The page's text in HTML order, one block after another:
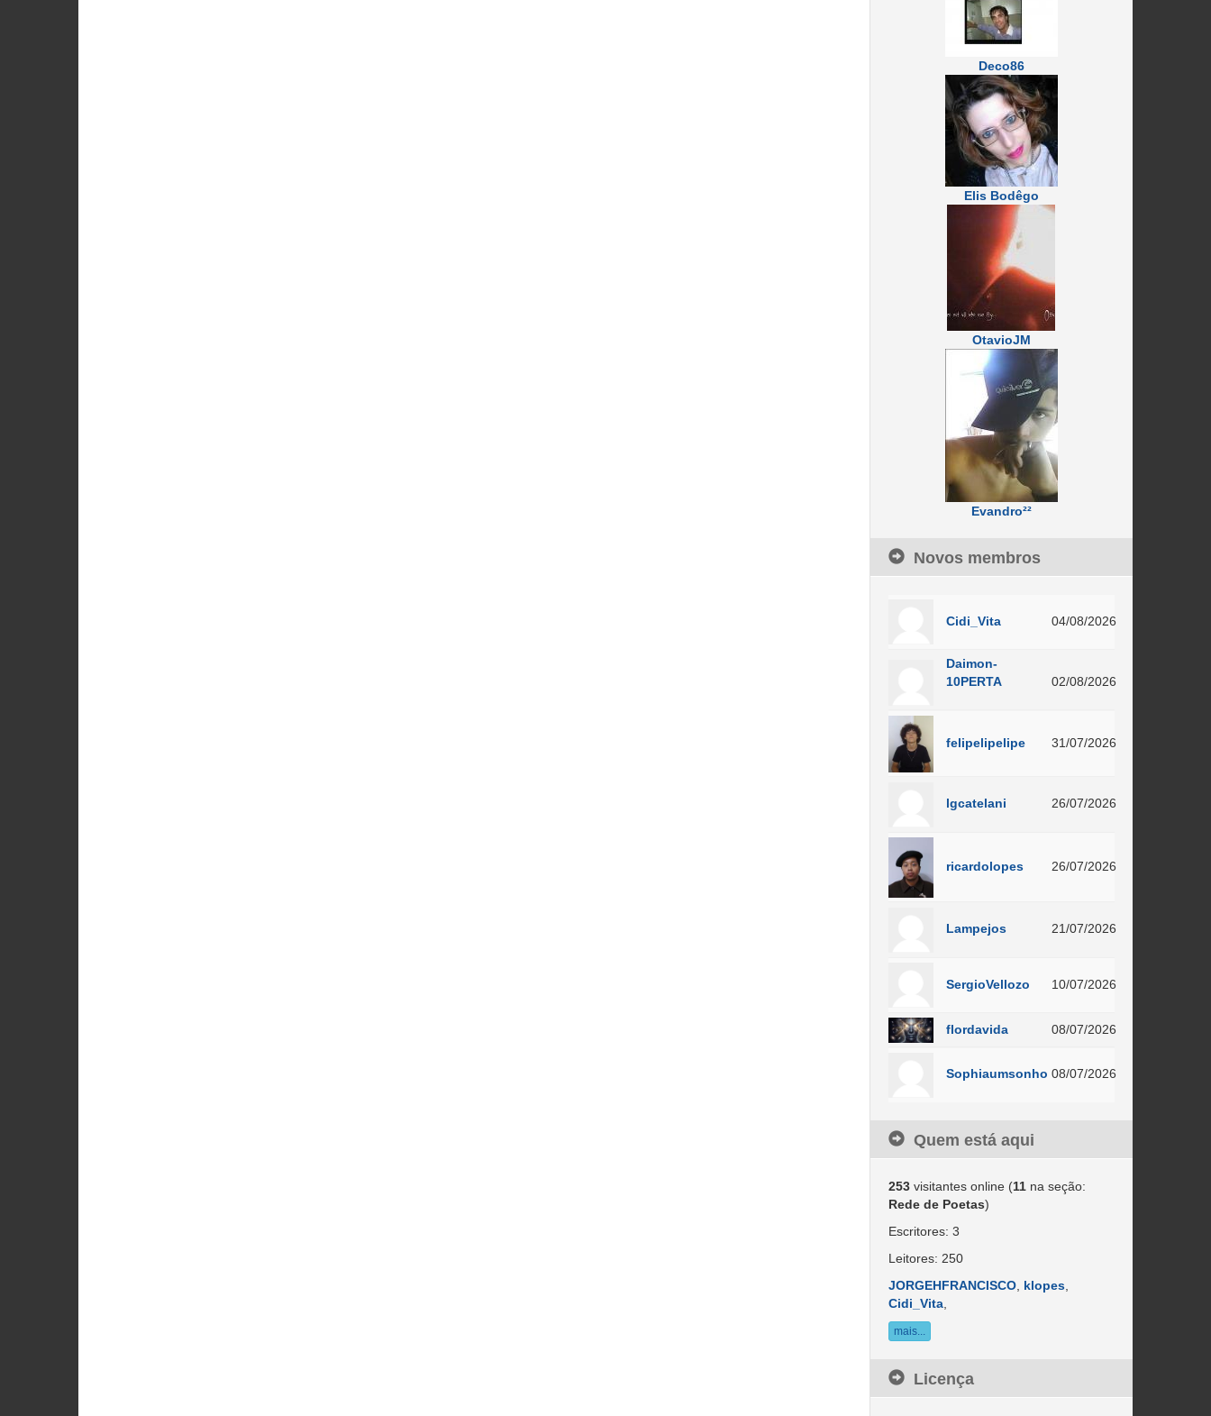
Deco86
Elis Bodêgo
OtavioJM
Evandro²²
Novos membros
Cidi_Vita 04/08/2026
Daimon-
10PERTA
02/08/2026
felipelipelipe 31/07/2026
lgcatelani 26/07/2026
ricardolopes 26/07/2026
Lampejos 21/07/2026
SergioVellozo 10/07/2026
flordavida 08/07/2026
Sophiaumsonho 08/07/2026
Quem está aqui
253visitantes online (11na seção:
Rede de Poetas)
Escritores: 3
Leitores: 250
JORGEHFRANCISCO, klopes,
Cidi_Vita,
mais...
Licença